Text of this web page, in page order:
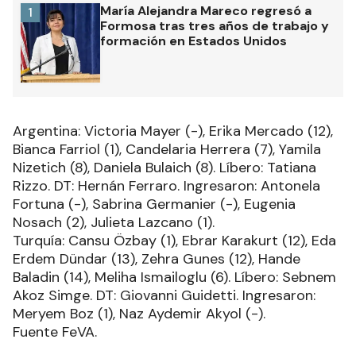
María Alejandra Mareco regresó a
Formosa tras tres años de trabajo y
formación en Estados Unidos
1
Argentina: Victoria Mayer (-), Erika Mercado (12),
Bianca Farriol (1), Candelaria Herrera (7), Yamila
Nizetich (8), Daniela Bulaich (8). Líbero: Tatiana
Rizzo. DT: Hernán Ferraro. Ingresaron: Antonela
Fortuna (-), Sabrina Germanier (-), Eugenia
Nosach (2), Julieta Lazcano (1).
Turquía: Cansu Özbay (1), Ebrar Karakurt (12), Eda
Erdem Dündar (13), Zehra Gunes (12), Hande
Baladin (14), Meliha Ismailoglu (6). Líbero: Sebnem
Akoz Simge. DT: Giovanni Guidetti. Ingresaron:
Meryem Boz (1), Naz Aydemir Akyol (-).
Fuente FeVA.